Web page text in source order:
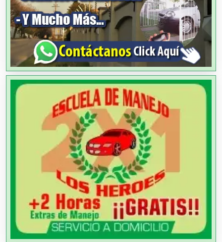
Animadores de Eventos
Aparatos y Equipos Eléctricos
Arquitectos
Artes Gráficas
Artesanías
Artículos de Oficina
Artículos de Piel